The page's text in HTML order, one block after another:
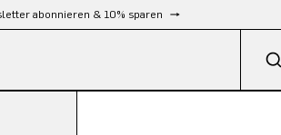
Kostenloser Versand ab 300 €